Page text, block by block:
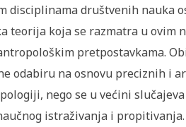
disciplinama društvenih nauka
teorija koja se razmatra u ovim
pretpostavkama.
odabiru na osnovu preciznih i
nego se u većini
istraživanja i